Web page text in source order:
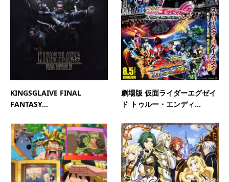
KINGSGLAIVE FINAL
FANTASY...
劇場版 仮面ライダーエグゼイ
ド トゥルー・エンディ...